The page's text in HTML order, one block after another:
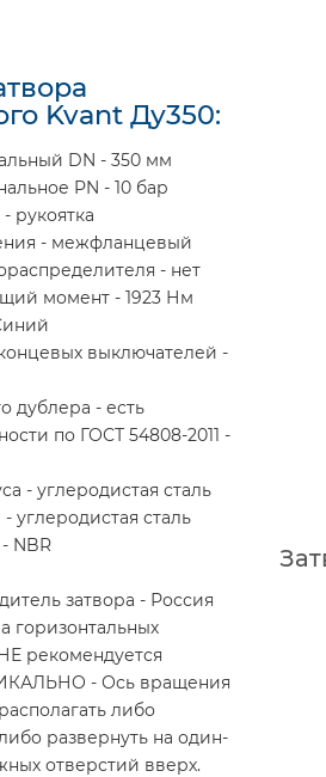
Kvant Ду350:
DN - 350 мм
PN - 10 бар
рукоятка
- межфланцевый
- нет
момент - 1923 Нм
выключателей -
дублера - есть
по ГОСТ 54808-2011 -
- углеродистая сталь
углеродистая сталь
NBR
затвора - Россия
горизонтальных
рекомендуется
- Ось вращения
либо
развернуть на один-
отверстий вверх.